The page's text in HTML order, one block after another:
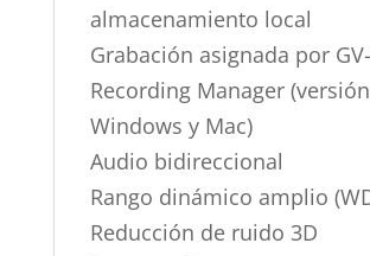
almacenamiento local
Grabación asignada por
Recording Manager
Windows y Mac)
Audio bidireccional
Rango dinámico amplio
Reducción de ruido 3D